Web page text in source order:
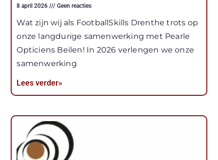
8 april 2026 Geen reacties
Wat zijn wij als FootballSkills Drenthe trots op
onze langdurige samenwerking met Pearle
Opticiens Beilen! In 2026 verlengen we onze
samenwerking
Lees verder»